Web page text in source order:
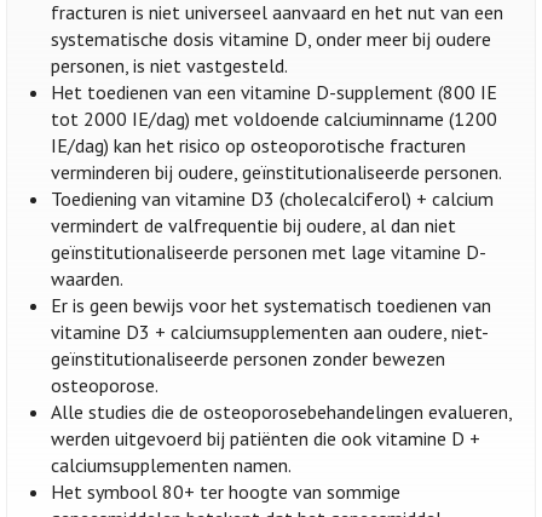
fracturen is niet universeel aanvaard en het nut van een
systematische dosis vitamine D, onder meer bij oudere
personen, is niet vastgesteld.
Het toedienen van een vitamine D-supplement (800 IE
tot 2000 IE/dag) met voldoende calciuminname (1200
IE/dag) kan het risico op osteoporotische fracturen
verminderen bij oudere, geïnstitutionaliseerde personen.
Toediening van vitamine D3 (cholecalciferol) + calcium
vermindert de valfrequentie bij oudere, al dan niet
geïnstitutionaliseerde personen met lage vitamine D-
waarden.
Er is geen bewijs voor het systematisch toedienen van
vitamine D3 + calciumsupplementen aan oudere, niet-
geïnstitutionaliseerde personen zonder bewezen
osteoporose.
Alle studies die de osteoporosebehandelingen evalueren,
werden uitgevoerd bij patiënten die ook vitamine D +
calciumsupplementen namen.
Het symbool 80+ ter hoogte van sommige